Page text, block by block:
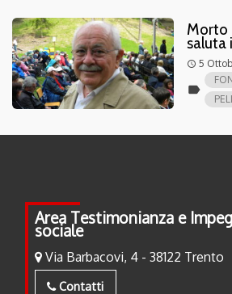
Morto
saluta
access_time 5
label
Area Testimonianza e
sociale
Via Barbacovi, 4 - 38122 Trento
Contatti